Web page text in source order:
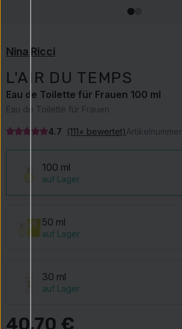
Nina Ricci
L'AIR DU TEMPS
Eau de Toilette für Frauen 100 ml
Eau de Toilette für Frauen
4.7 (111× bewertet)Artikelnummer:
100 ml
auf Lager
50 ml
auf Lager
30 ml
auf Lager
40,70 €